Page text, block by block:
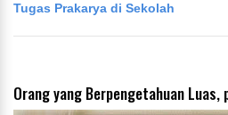
Tugas Prakarya di Sekolah
Orang yang Berpengetahuan Luas,